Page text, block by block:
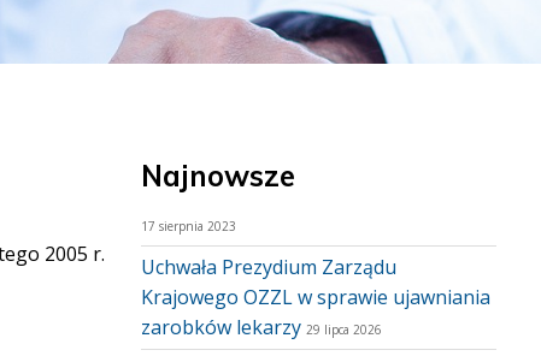
2005 r.
Najnowsze
17 sierpnia 2023
Uchwała Prezydium Zarządu
Krajowego OZZL w sprawie ujawniania
zarobków lekarzy 29 lipca 2026